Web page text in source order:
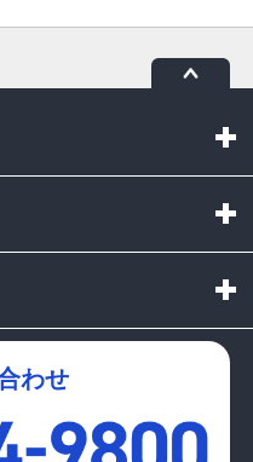
わせ